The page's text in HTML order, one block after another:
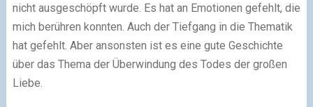
nicht ausgeschöpft wurde. Es hat an Emotionen gefehlt, die
mich berühren konnten. Auch der Tiefgang in die Thematik
hat gefehlt. Aber ansonsten ist es eine gute Geschichte
über das Thema der Überwindung des Todes der großen
Liebe.